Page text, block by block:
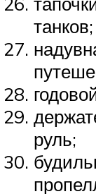
танков;
руль;